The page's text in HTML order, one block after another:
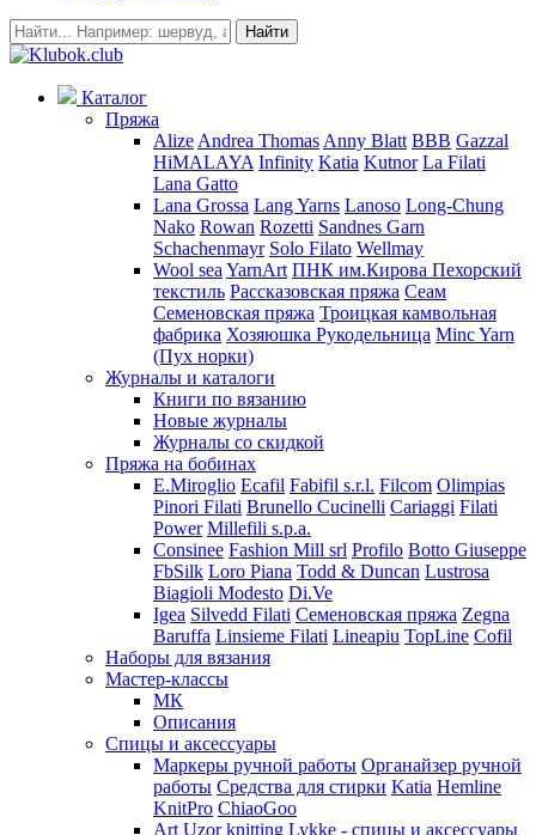
Найти
Каталог
Пряжа
Alize Andrea Thomas Anny Blatt BBB Gazzal
HiMALAYA Infinity Katia Kutnor La Filati
Lana Gatto
Lana Grossa Lang Yarns Lanoso Long-Chung
Nako Rowan Rozetti Sandnes Garn
Schachenmayr Solo Filato Wellmay
Wool sea YarnArt ПНК им.Кирова Пехорский
текстиль Рассказовская пряжа Сеам
Семеновская пряжа Троицкая камвольная
фабрика Хозяюшка Рукодельница Minc Yarn
(Пух норки)
Журналы и каталоги
Книги по вязанию
Новые журналы
Журналы со скидкой
Пряжа на бобинах
E.Miroglio Ecafil Fabifil s.r.l. Filcom Olimpias
Pinori Filati Brunello Cucinelli Cariaggi Filati
Power Millefili s.p.a.
Consinee Fashion Mill srl Profilo Botto Giuseppe
FbSilk Loro Piana Todd & Duncan Lustrosa
Biagioli Modesto Di.Ve
Igea Silvedd Filati Семеновская пряжа Zegna
Baruffa Linsieme Filati Lineapiu TopLine Cofil
Наборы для вязания
Мастер-классы
МК
Описания
Спицы и аксессуары
Маркеры ручной работы Органайзер ручной
работы Средства для стирки Katia Hemline
KnitPro ChiaoGoo
Art Uzor knitting Lykke - спицы и аксессуары